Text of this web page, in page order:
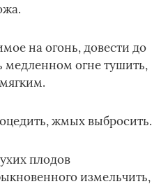
на огонь, довести до
медленном огне тушить,
жмых выбросить.
плодов
измельчить,